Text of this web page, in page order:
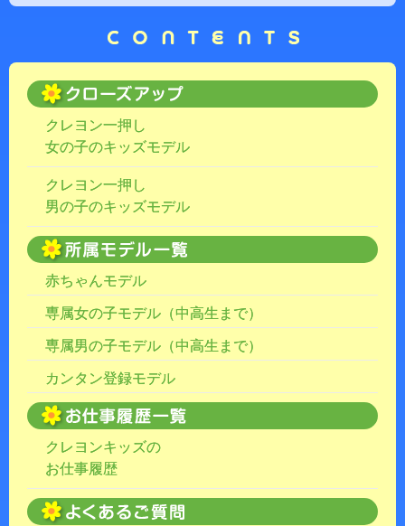
クレヨン一押し
女の子のキッズモデル
クレヨン一押し
男の子のキッズモデル
赤ちゃんモデル
専属女の子モデル（中高生まで）
専属男の子モデル（中高生まで）
カンタン登録モデル
クレヨンキッズの
お仕事履歴